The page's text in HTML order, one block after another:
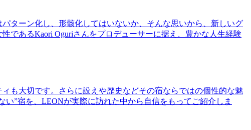
ターン化し、形骸化してはいないか、そんな思いから、新しいグ
であるKaori Oguriさんをプロデューサーに据え、豊かな人生経験
も大切です。さらに設えや歴史などその宿ならではの個性的な魅
”宿を、LEONが実際に訪れた中から自信をもってご紹介しま